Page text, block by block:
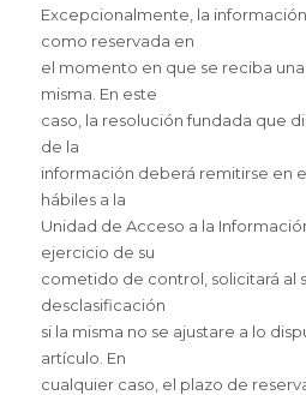
Excepcionalmente, la
como reservada en
el momento en que se reciba
misma. En este
caso, la resolución fundada que
de la
información deberá remitirse en
hábiles a la
Unidad de Acceso a la
ejercicio de su
cometido de control, solicitará al
desclasificación
si la misma no se ajustare a lo
artículo. En
cualquier caso, el plazo de